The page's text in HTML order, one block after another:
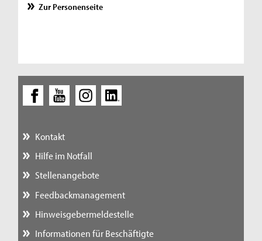
Zur Personenseite
Kontakt
Hilfe im Notfall
Stellenangebote
Feedbackmanagement
Hinweisgebermeldestelle
Informationen für Beschäftigte